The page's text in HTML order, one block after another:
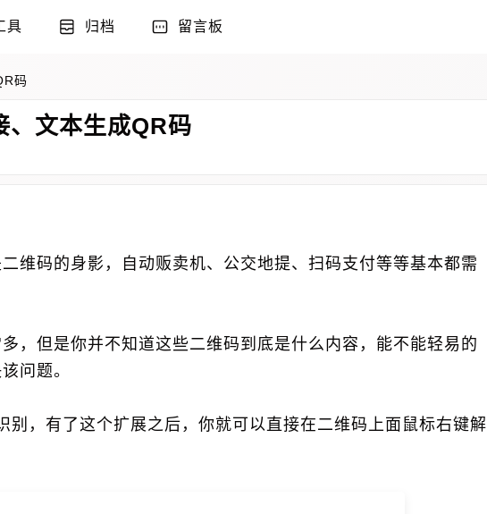
具 归档 留言板
码
、文本生成QR码
维码的身影，自动贩卖机、公交地提、扫码支付等等基本都需
，但是你并不知道这些二维码到底是什么内容，能不能轻易的
问题。
，有了这个扩展之后，你就可以直接在二维码上面鼠标右键解